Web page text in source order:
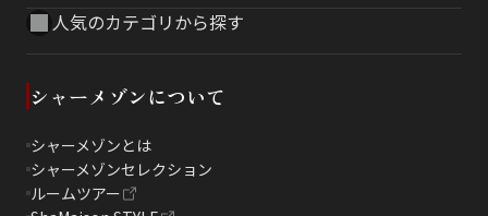
人気のカテゴリから探す
シャーメゾンについて
シャーメゾンとは
シャーメゾンセレクション
ルームツアー